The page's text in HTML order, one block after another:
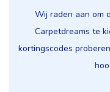
Wij raden aan om
Carpetdreams te
kortingscodes